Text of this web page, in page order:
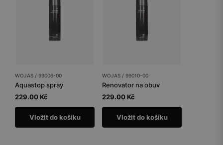
WOJAS / 99006-00
Aquastop spray
229.00 Kč
Vložit do košíku
WOJAS / 99010-00
Renovator na obuv
229.00 Kč
Vložit do košíku